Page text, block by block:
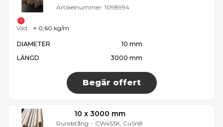
Artikelnummer: 1098994
DIAMETER
10 mm
LÄNGD
3000 mm
Begär offert
Vikt: ≈ 0,60 kg/m
10 x 3000 mm
Rundstång - CW453K, CuSn8